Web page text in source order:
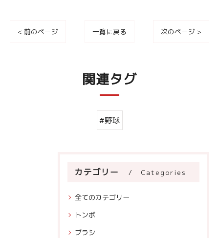
< 前のページ 一覧に戻る 次のページ >
関連タグ
#野球
カテゴリー Categories
全てのカテゴリー
トンボ
ブラシ